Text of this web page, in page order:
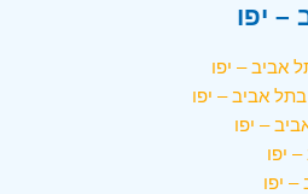
– יפו
אביב – יפו
אביב – יפו
– יפו
יפו